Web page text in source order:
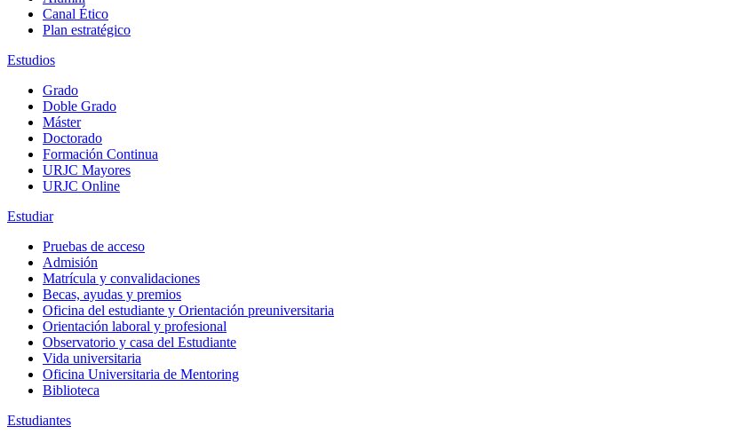
Canal Ético
Plan estratégico
Estudios
Grado
Doble Grado
Máster
Doctorado
Formación Continua
URJC Mayores
URJC Online
Estudiar
Pruebas de acceso
Admisión
Matrícula y convalidaciones
Becas, ayudas y premios
Oficina del estudiante y Orientación preuniversitaria
Orientación laboral y profesional
Observatorio y casa del Estudiante
Vida universitaria
Oficina Universitaria de Mentoring
Biblioteca
Estudiantes